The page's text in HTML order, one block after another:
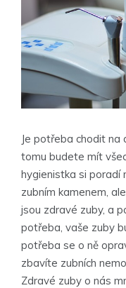
Je potřeba chodit na
tomu budete mít
hygienistka si poradí
zubním kamenem,
jsou zdravé zuby, a
potřeba, vaše zuby
potřeba se o ně
zbavíte zubních
Zdravé zuby o nás